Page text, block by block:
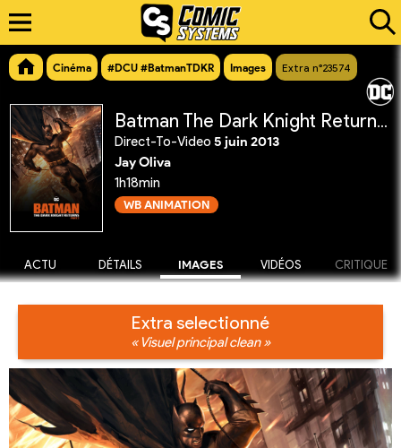
Cinéma #DCU #BatmanTDKR Images Extra n°23574
Batman The Dark Knight Returns, Partie 2
Direct-To-Video 5 juin 2013
Jay Oliva
1h18min
WB ANIMATION
ACTU DÉTAILS IMAGES VIDÉOS CRITIQUE
Extra selectionné
« Visuel principal clean »